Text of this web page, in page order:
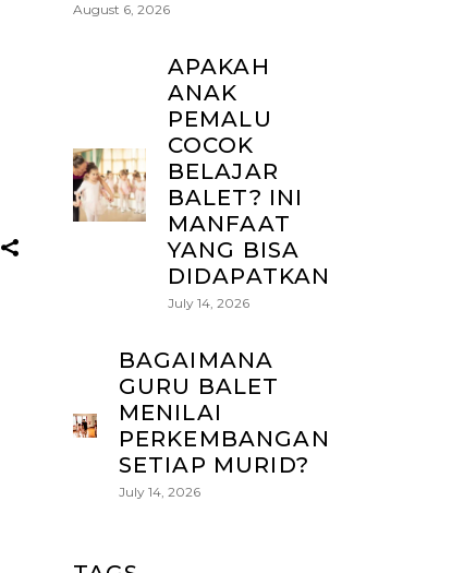
August 6, 2026
APAKAH
ANAK
PEMALU
COCOK
BELAJAR
BALET? INI
MANFAAT
YANG BISA
DIDAPATKAN
July 14, 2026
BAGAIMANA
GURU BALET
MENILAI
PERKEMBANGAN
SETIAP MURID?
July 14, 2026